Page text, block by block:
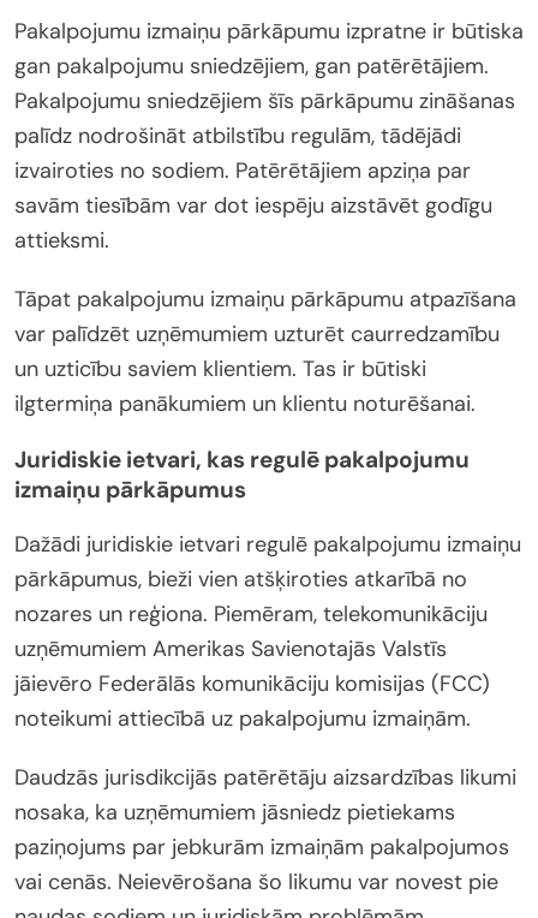
Pakalpojumu izmaiņu pārkāpumu izpratne ir būtiska
gan pakalpojumu sniedzējiem, gan patērētājiem.
Pakalpojumu sniedzējiem šīs pārkāpumu zināšanas
palīdz nodrošināt atbilstību regulām, tādējādi
izvairoties no sodiem. Patērētājiem apziņa par
savām tiesībām var dot iespēju aizstāvēt godīgu
attieksmi.
Tāpat pakalpojumu izmaiņu pārkāpumu atpazīšana
var palīdzēt uzņēmumiem uzturēt caurredzamību
un uzticību saviem klientiem. Tas ir būtiski
ilgtermiņa panākumiem un klientu noturēšanai.
Juridiskie ietvari, kas regulē pakalpojumu
izmaiņu pārkāpumus
Dažādi juridiskie ietvari regulē pakalpojumu izmaiņu
pārkāpumus, bieži vien atšķiroties atkarībā no
nozares un reģiona. Piemēram, telekomunikāciju
uzņēmumiem Amerikas Savienotajās Valstīs
jāievēro Federālās komunikāciju komisijas (FCC)
noteikumi attiecībā uz pakalpojumu izmaiņām.
Daudzās jurisdikcijās patērētāju aizsardzības likumi
nosaka, ka uzņēmumiem jāsniedz pietiekams
paziņojums par jebkurām izmaiņām pakalpojumos
vai cenās. Neievērošana šo likumu var novest pie